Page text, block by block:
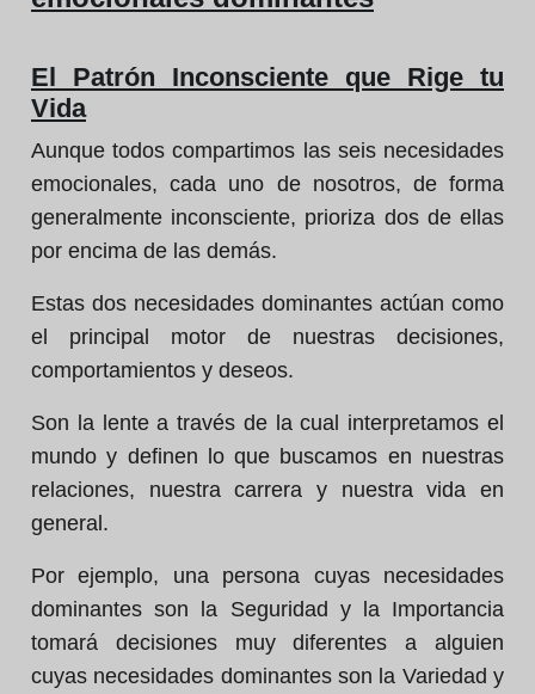
El Patrón Inconsciente que Rige tu
Vida
Aunque todos compartimos las seis necesidades
emocionales, cada uno de nosotros, de forma
generalmente inconsciente, prioriza dos de ellas
por encima de las demás.
Estas dos necesidades dominantes actúan como
el principal motor de nuestras decisiones,
comportamientos y deseos.
Son la lente a través de la cual interpretamos el
mundo y definen lo que buscamos en nuestras
relaciones, nuestra carrera y nuestra vida en
general.
Por ejemplo, una persona cuyas necesidades
dominantes son la Seguridad y la Importancia
tomará decisiones muy diferentes a alguien
cuyas necesidades dominantes son la Variedad y